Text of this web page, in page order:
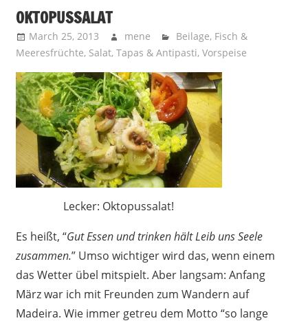
OKTOPUSSALAT
March 25, 2013 mene Beilage, Fisch &
Meeresfrüchte, Salat, Tapas & Antipasti, Vorspeise
Lecker: Oktopussalat!
Es heißt, “Gut Essen und trinken hält Leib uns Seele
zusammen.” Umso wichtiger wird das, wenn einem
das Wetter übel mitspielt. Aber langsam: Anfang
März war ich mit Freunden zum Wandern auf
Madeira. Wie immer getreu dem Motto “so lange